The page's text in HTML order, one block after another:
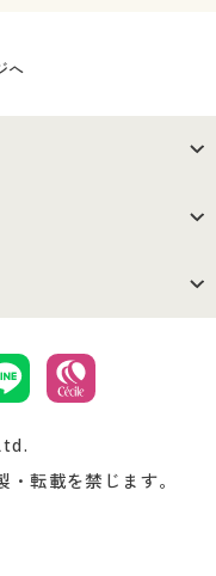
へ
内
マップ
は
場合
転載を禁じます。